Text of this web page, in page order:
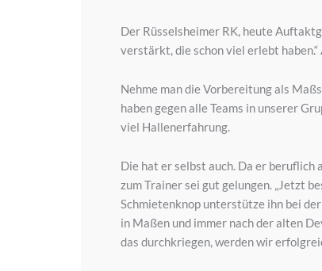
Der Rüsselsheimer RK, heute
verstärkt, die schon viel erlebt
Nehme man die Vorbereitung als
haben gegen alle Teams in unserer
viel Hallenerfahrung.
Die hat er selbst auch. Da er beruflich
zum Trainer sei gut gelungen. „Jetzt
Schmietenknop unterstütze ihn bei
in Maßen und immer nach der alten
das durchkriegen, werden wir